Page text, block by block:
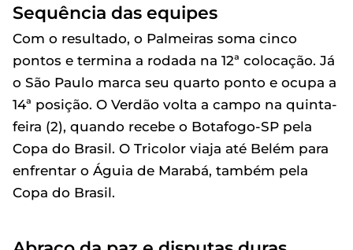
Sequência das equipes
Com o resultado, o Palmeiras soma cinco
pontos e termina a rodada na 12ª colocação. Já
o São Paulo marca seu quarto ponto e ocupa a
14ª posição. O Verdão volta a campo na quinta-
feira (2), quando recebe o Botafogo-SP pela
Copa do Brasil. O Tricolor viaja até Belém para
enfrentar o Águia de Marabá, também pela
Copa do Brasil.